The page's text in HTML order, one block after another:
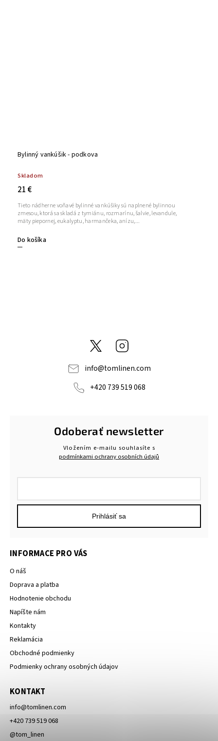
Bylinný vankúšik - podkova
Skladom
21 €
Do košíka
Tieto nádherne voňavé bylinné vankúšiky sú naplnené bylinnou
zmesou, ktorá sa skladá z tymiánu, rozmarínu, šalvie, levandule,
mäty piepornej, eukalyptu, harmančeka, anízu,...
@tom_linen
info@tomlinen.com
+420 739 519 068
INFORMACE PRO VÁS
O náš
Doprava a platba
Hodnotenie obchodu
Napíšte nám
Kontakty
Reklamácia
Obchodné podmienky
Podmienky ochrany osobných údajov
Odoberať newsletter
Vložením e-mailu souhlasíte s
podmínkami ochrany osobních údajů
Prihlásiť sa
KONTAKT
info@tomlinen.com
+420 739 519 068
@tom_linen